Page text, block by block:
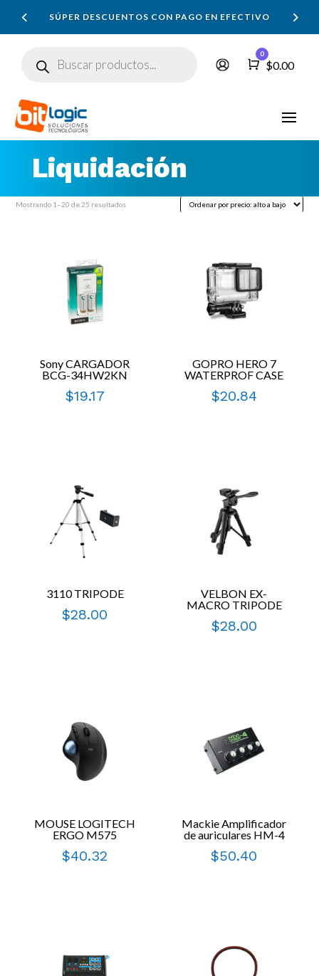
SÚPER DESCUENTOS CON PAGO EN EFECTIVO
productos
Carro
0
$0.00
Liquidación
Mostrando 1–20 de 25 resultados
Sony CARGADOR
BCG-34HW2KN
$19.17
GOPRO HERO 7
WATERPROF CASE
$20.84
3110 TRIPODE
$28.00
VELBON EX-
MACRO TRIPODE
$28.00
MOUSE LOGITECH
ERGO M575
$40.32
Mackie Amplificador
de auriculares HM-4
$50.40